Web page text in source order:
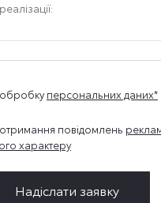
персональних даних*
повідомлень
характеру
Надіслати заявку